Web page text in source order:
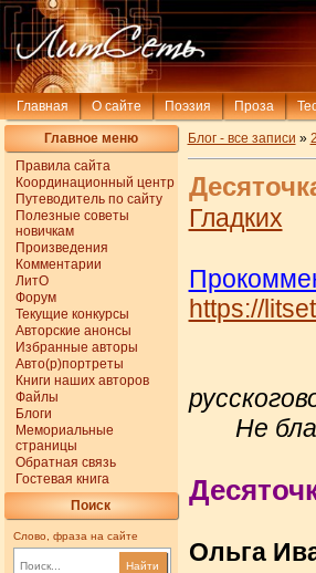
Главная О сайте Поэзия Проза
Главное меню
Правила сайта
Координационный центр
Путеводитель по сайту
Полезные советы
новичкам
Произведения
Комментарии
ЛитО
Форум
Текущие конкурсы
Авторские анонсы
Избранные авторы
Авто(р)портреты
Книги наших авторов
Файлы
Блоги
Мемориальные
страницы
Обратная связь
Гостевая книга
Поиск
Слово, фраза на сайте
Найти
Блог - все записи »
Гладких
https://
Не
Ольга